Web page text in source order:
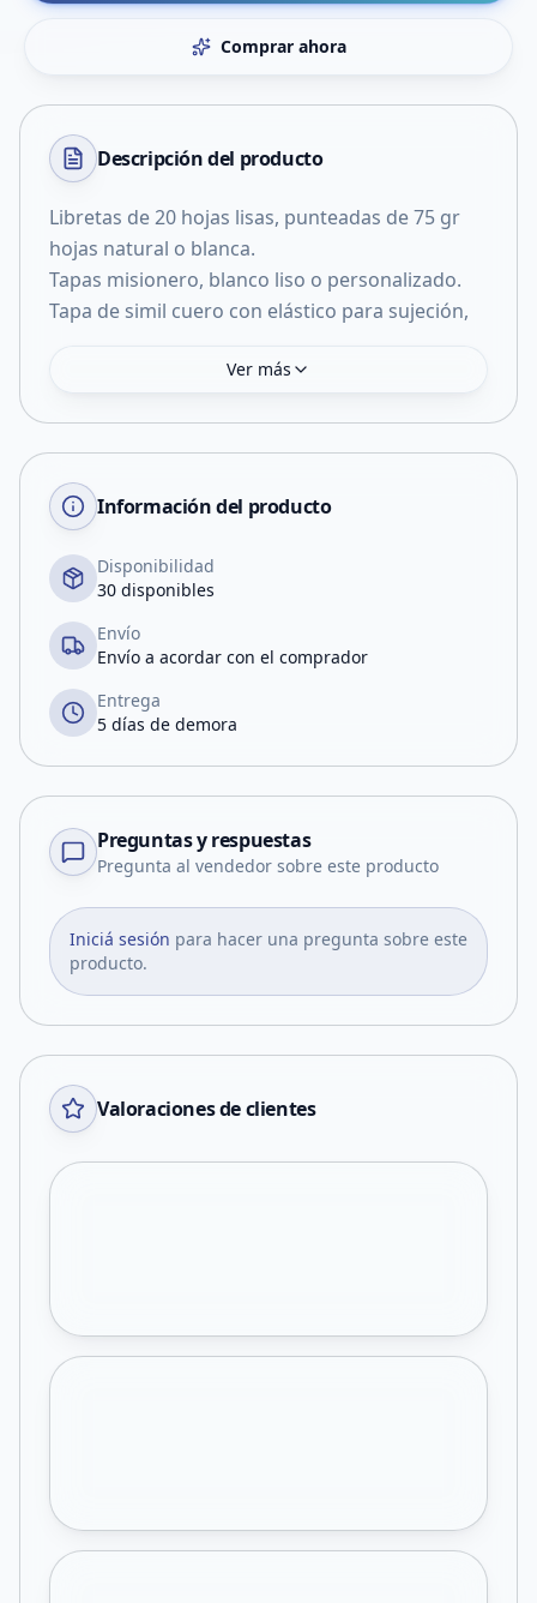
Comprar ahora
Descripción del producto
Libretas de 20 hojas lisas, punteadas de 75 gr
hojas natural o blanca.
Tapas misionero, blanco liso o personalizado.
Tapa de simil cuero con elástico para sujeción,
Ver más
Información del producto
Disponibilidad
30 disponibles
Envío
Envío a acordar con el comprador
Entrega
5 días de demora
Preguntas y respuestas
Pregunta al vendedor sobre este producto
Iniciá sesión para hacer una pregunta sobre este
producto.
Valoraciones de clientes